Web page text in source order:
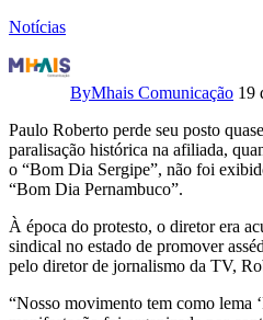
Notícias
Diretor
presidente
de
afiliada
da
Globo
em
ByMhais Comunicação 19
Paulo Roberto perde seu posto
paralisação histórica na afiliada,
o “Bom Dia Sergipe”, não foi
“Bom Dia Pernambuco”.
À época do protesto, o diretor era
sindical no estado de promover
pelo diretor de jornalismo da TV,
“Nosso movimento tem como lema